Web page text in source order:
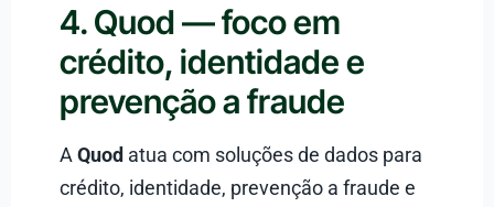
4. Quod — foco em
crédito, identidade e
prevenção a fraude
A Quod atua com soluções de dados para
crédito, identidade, prevenção a fraude e